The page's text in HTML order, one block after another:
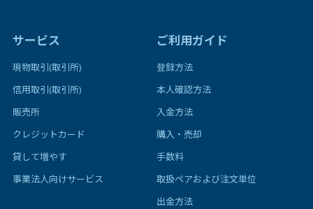
サービス
現物取引(取引所)
信用取引(取引所)
販売所
クレジットカード
貸して増やす
事業法人向けサービス
ご利用ガイド
登録方法
本人確認方法
入金方法
購入・売却
手数料
取扱ペアおよび注文単位
出金方法